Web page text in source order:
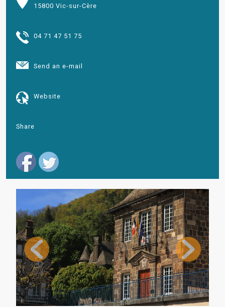
15800 Vic-sur-Cère
04 71 47 51 75
Send an e-mail
Website
Share